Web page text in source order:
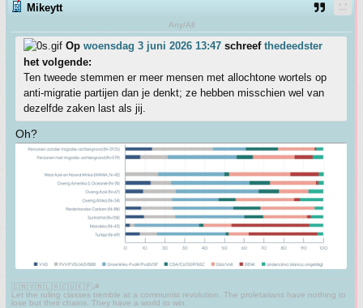
Mikeytt
Any/All
Op woensdag 3 juni 2026 13:47 schreef thedeedster
het volgende:
Ten tweede stemmen er meer mensen met allochtone wortels op
anti-migratie partijen dan je denkt; ze hebben misschien wel van
dezelfde zaken last als jij.
Oh?
🇨🇳🇻🇳🇱🇦🇨🇺🇰🇵☭
Let the ruling classes tremble at a communist revolution. The proletarians have nothing to
lose but their chains. They have a world to win.